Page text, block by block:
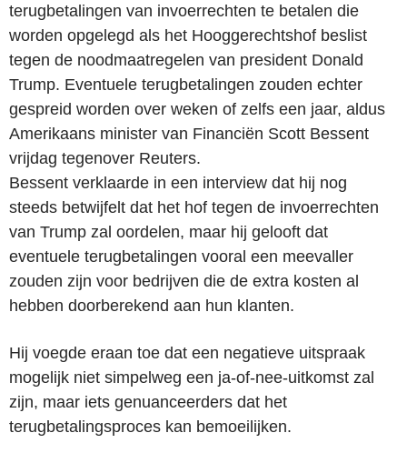
terugbetalingen van invoerrechten te betalen die
worden opgelegd als het Hooggerechtshof beslist
tegen de noodmaatregelen van president Donald
Trump. Eventuele terugbetalingen zouden echter
gespreid worden over weken of zelfs een jaar, aldus
Amerikaans minister van Financiën Scott Bessent
vrijdag tegenover Reuters.
Bessent verklaarde in een interview dat hij nog
steeds betwijfelt dat het hof tegen de invoerrechten
van Trump zal oordelen, maar hij gelooft dat
eventuele terugbetalingen vooral een meevaller
zouden zijn voor bedrijven die de extra kosten al
hebben doorberekend aan hun klanten.
Hij voegde eraan toe dat een negatieve uitspraak
mogelijk niet simpelweg een ja-of-nee-uitkomst zal
zijn, maar iets genuanceerders dat het
terugbetalingsproces kan bemoeilijken.